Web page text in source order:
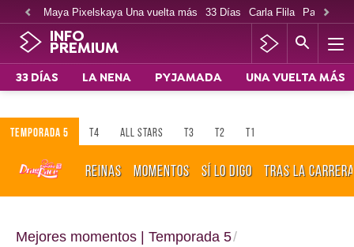
Maya Pixelskaya Una vuelta más 33 Días Carla Flila Paco
INFO
PREMIUM
33 DÍAS LA NENA PYJAMADA UNA VUELTA MÁS
TEMPORADA 5 T4 ALL STARS T3 T2 T1
REINAS MOMENTOS SÍ LO DIGO TRAS LA CARRERA
Mejores momentos | Temporada 5